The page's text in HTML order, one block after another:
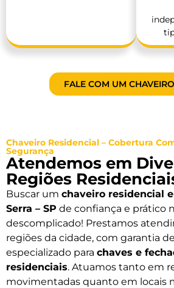
FALE COM UM
Chaveiro Residencial – Cobertura
Segurança
Atendemos em
Regiões
Buscar um chaveiro residencial
Serra – SP de confiança e prático
descomplicado! Prestamos
regiões da cidade, com garantia
especializado para chaves e
residenciais. Atuamos tanto em
movimentadas quanto em locais